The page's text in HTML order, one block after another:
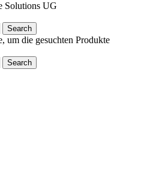
Solutions UG
Search
um die gesuchten Produkte
Search